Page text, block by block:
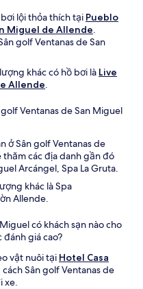
lội thỏa thích tại Pueblo
Miguel de Allende.
golf Ventanas de San
khác có hồ bơi là Live
Allende.
Ventanas de San Miguel
ở Sân golf Ventanas de
các địa danh gần đó
Arcángel, Spa La Gruta.
khác là Spa
Allende.
có khách sạn nào cho
giá cao?
vật nuôi tại Hotel Casa
cách Sân golf Ventanas de
xe.